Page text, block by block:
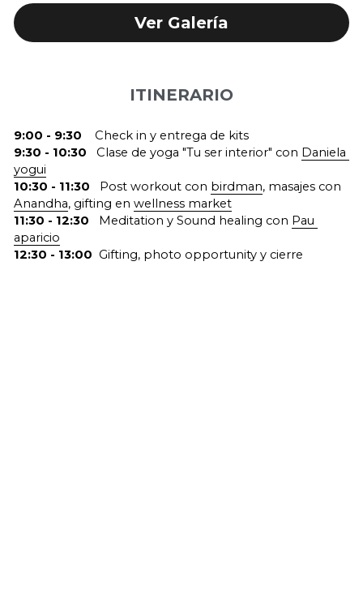
Ver Galería
ITINERARIO
9:00 - 9:30 Check in y entrega de kits
9:30 - 10:30 Clase de yoga "Tu ser interior" con Daniela
yogui
10:30 - 11:30
Post workout con birdman
Anandha, gifting en wellness market
11:30 - 12:30
Meditation y Sound healing con Pau
aparicio
12:30 - 13:00 Gifting, photo opportunity y cierre